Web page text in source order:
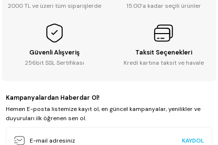
2000 TL ve üzeri tüm siparişlerde 15:00’a kadar seçili ürünler
Güvenli Alışveriş
256bit SSL Sertifikası
Taksit Seçenekleri
Kredi kartına taksit ve havale
Kampanyalardan Haberdar Ol!
Hemen E-posta listemize kayıt ol, en güncel kampanyalar, yenilikler ve
duyuruları ilk öğrenen sen ol.
KAYDOL